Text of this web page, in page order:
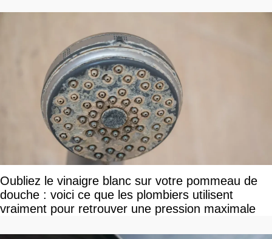
Oubliez le vinaigre blanc sur votre pommeau de
douche : voici ce que les plombiers utilisent
vraiment pour retrouver une pression maximale